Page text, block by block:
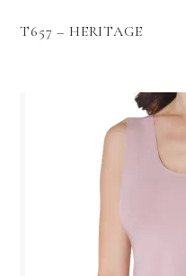
T657 – HERITAGE